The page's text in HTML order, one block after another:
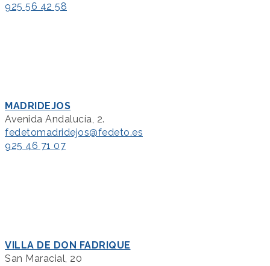
925 56 42 58
MADRIDEJOS
Avenida Andalucía, 2.
fedetomadridejos@fedeto.es
925 46 71 07
VILLA DE DON FADRIQUE
San Maracial, 20